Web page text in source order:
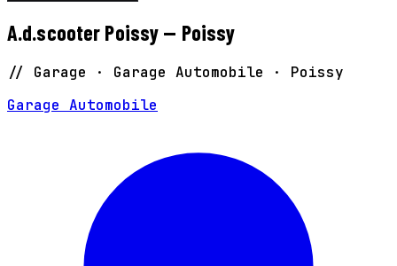
A.d.scooter Poissy — Poissy
// Garage · Garage Automobile · Poissy
Garage Automobile